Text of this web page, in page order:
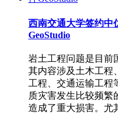
西南交通大学签约
GeoStudio
岩土工程问题是目前
其内容涉及土木工程
工程、交通运输工程
质灾害发生比较频繁
造成了重大损害。尤